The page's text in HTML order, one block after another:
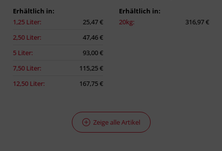
Erhältlich in:
1,25 Liter:
25,47 €
2,50 Liter:
47,46 €
5 Liter:
93,00 €
7,50 Liter:
115,25 €
12,50 Liter:
167,75 €
Erhältlich in:
20kg:
316,97 €
Zeige alle Artikel